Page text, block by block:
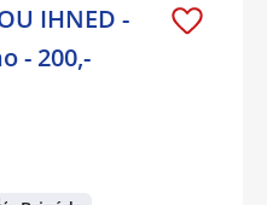
IHNED -
- 200,-